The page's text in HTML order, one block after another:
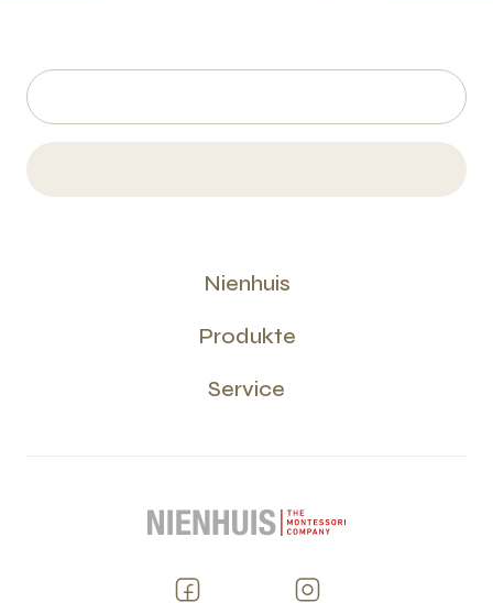
Nienhuis
Produkte
Service